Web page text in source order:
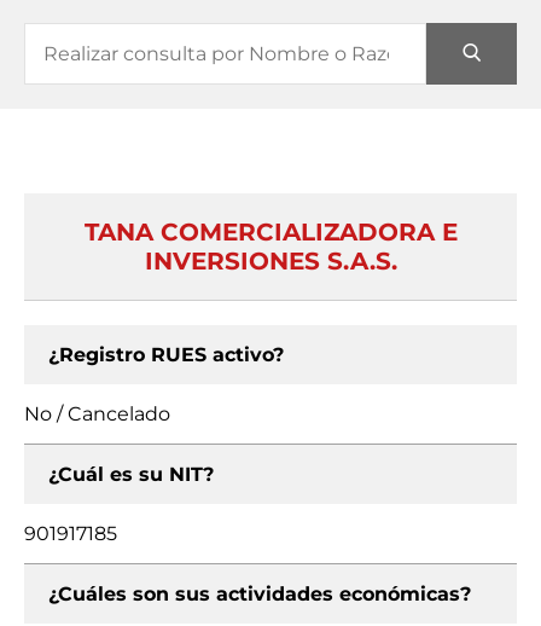
TANA COMERCIALIZADORA E
INVERSIONES S.A.S.
¿Registro RUES activo?
No / Cancelado
¿Cuál es su NIT?
901917185
¿Cuáles son sus actividades económicas?